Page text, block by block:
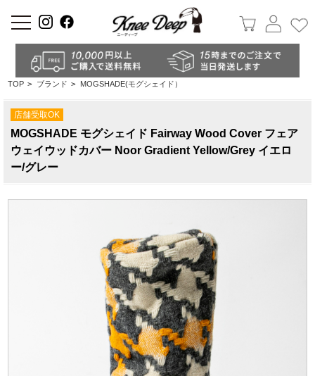
a
TOP > ブランド > MOGSHADE(モグシェイド）
店舗受取OK
MOGSHADE モグシェイド Fairway Wood Cover フェア
ウェイウッドカバー Noor Gradient Yellow/Grey イエロ
ー/グレー